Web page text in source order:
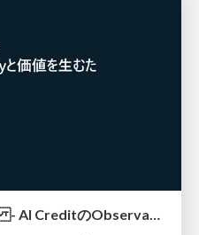
GitHub CopilotのFinOps - AI CreditのObservabilityと価値を生むためのエージェント設計